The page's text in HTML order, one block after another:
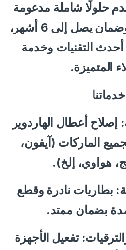
حلولًا شاملة مدعومة
بقطع غيار أصلية وضمان يصل إلى 6 أشهر،
أحدث التقنيات وخدمة
المتميزة.
خدماتنا
أعطال الهاردوير
الماركات (آيفون،
هواوي، إلخ).
بطاريات نادرة وقطع
بضمان ممتد.
تفعيل الأجهزة